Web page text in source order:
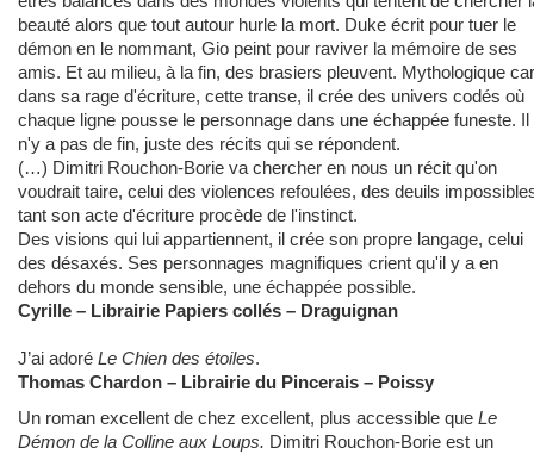
beauté alors que tout autour hurle la mort. Duke écrit pour tuer le
démon en le nommant, Gio peint pour raviver la mémoire de ses
amis. Et au milieu, à la fin, des brasiers pleuvent. Mythologique car
dans sa rage d'écriture, cette transe, il crée des univers codés où
chaque ligne pousse le personnage dans une échappée funeste. Il
n'y a pas de fin, juste des récits qui se répondent.
(…) Dimitri Rouchon-Borie va chercher en nous un récit qu'on
voudrait taire, celui des violences refoulées, des deuils
tant son acte d'écriture procède de l'instinct.
Des visions qui lui appartiennent, il crée son propre langage, celui
des désaxés. Ses personnages magnifiques crient qu'il y a en
dehors du monde sensible, une échappée possible.
Cyrille – Librairie Papiers collés – Draguignan
J’ai adoré Le Chien des étoiles.
Thomas Chardon – Librairie du Pincerais – Poissy
Un roman excellent de chez excellent, plus accessible que Le
Démon de la Colline aux Loups. Dimitri Rouchon-Borie est un